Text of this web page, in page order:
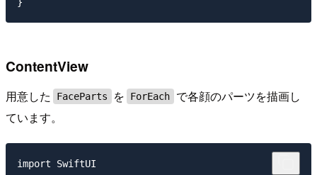
ContentView
用意した FaceParts を ForEach
で各顔のパーツを描画し
ています。
import SwiftUI